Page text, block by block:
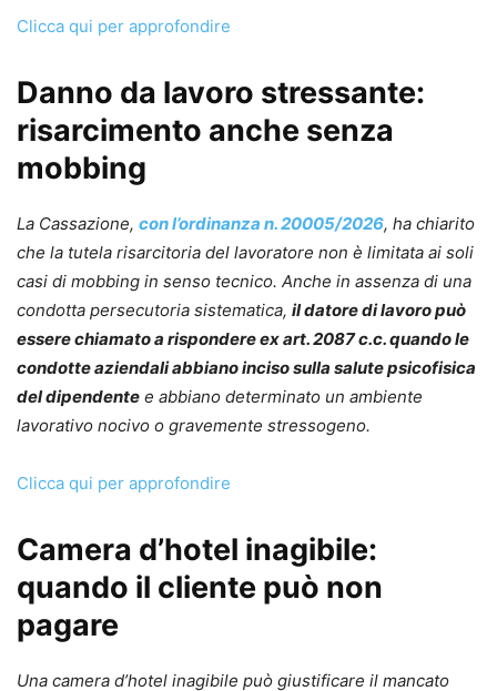
Clicca qui per approfondire
Danno da lavoro stressante:
risarcimento anche senza
mobbing
La Cassazione, con l’ordinanza n. 20005/2026, ha chiarito
che la tutela risarcitoria del lavoratore non è limitata ai soli
casi di mobbing in senso tecnico. Anche in assenza di una
condotta persecutoria sistematica, il datore di lavoro può
essere chiamato a rispondere ex art. 2087 c.c. quando le
condotte aziendali abbiano inciso sulla salute psicofisica
del dipendente e abbiano determinato un ambiente
lavorativo nocivo o gravemente stressogeno.
Clicca qui per approfondire
Camera d’hotel inagibile:
quando il cliente può non
pagare
Una camera d’hotel inagibile può giustificare il mancato